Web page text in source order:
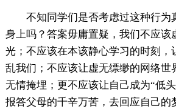
不知同学们是否考虑过这种行为
身上吗？答案毋庸置疑，我们不应该
光；不应该在本该静心学习的时刻，
乱我们；不应该让虚无缥缈的网络世
无情掩埋；更不应该让自己成为“低
报答父母的千辛万苦，去回应自己的